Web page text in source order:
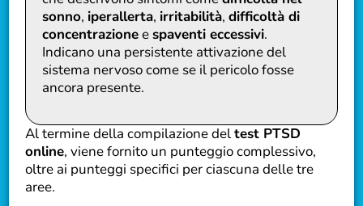
sonno, iperallerta, irritabilità,difficoltà di
concentrazioneespaventi eccessivi.
Indicano una persistente attivazione del
sistema nervoso come se il pericolo fosse
ancora presente.
Al termine della compilazione deltest PTSD
online, viene fornito un punteggio complessivo,
oltre ai punteggi specifici per ciascuna delle tre
aree.